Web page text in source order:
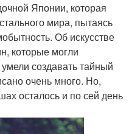
Японии, которая
мира, пытаясь
Об искусстве
которые могли
создавать тайный
очень много. Но,
осталось и по сей день